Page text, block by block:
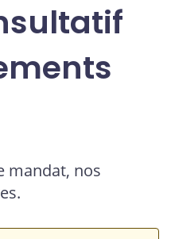
mandat, nos